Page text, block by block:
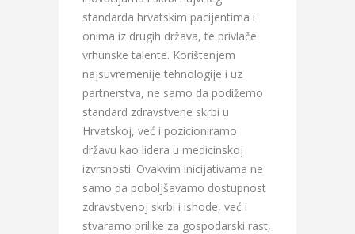
standarda hrvatskim pacijentima i
onima iz drugih država, te privlače
vrhunske talente. Korištenjem
najsuvremenije tehnologije i uz
partnerstva, ne samo da podižemo
standard zdravstvene skrbi u
Hrvatskoj, već i pozicioniramo
državu kao lidera u medicinskoj
izvrsnosti. Ovakvim inicijativama ne
samo da poboljšavamo dostupnost
zdravstvenoj skrbi i ishode, već i
stvaramo prilike za gospodarski rast,